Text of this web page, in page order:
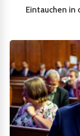
Eintauchen in